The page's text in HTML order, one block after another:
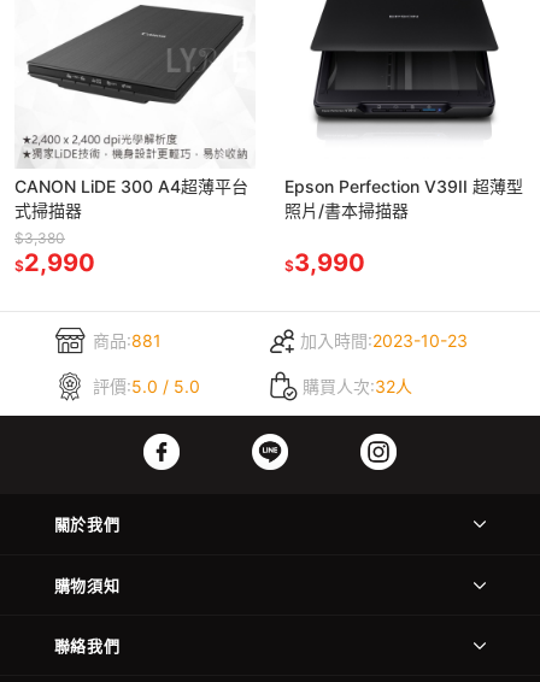
CANON LiDE 300 A4超薄平台
式掃描器
$3,380
$2,990
Epson Perfection V39II 超薄型
照片/書本掃描器
$3,990
商品:881 加入時間:2023-10-23
評價:5.0 / 5.0 購買人次:32人
關於我們
購物須知
聯絡我們